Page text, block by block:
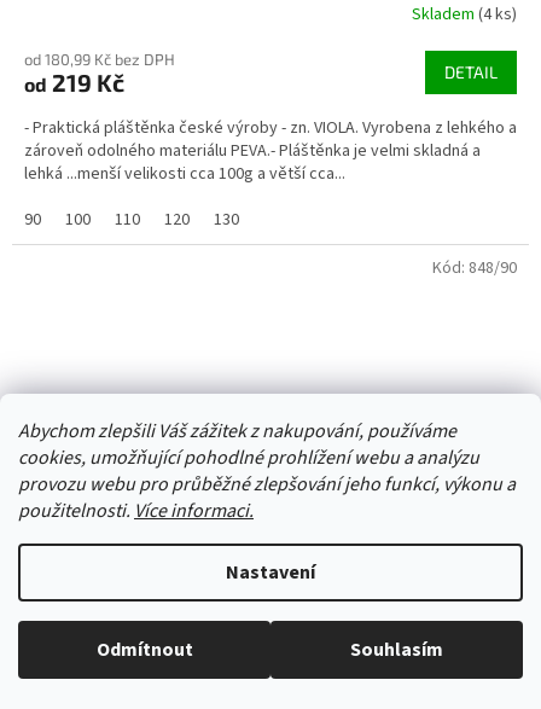
Abychom zlepšili Váš zážitek z nakupování, používáme
cookies, umožňující pohodlné prohlížení webu a analýzu
provozu webu pro průběžné zlepšování jeho funkcí, výkonu a
použitelnosti. Více informaci.
Nastavení
Odmítnout Souhlasím
Skladem (4 ks)
od 180,99 Kč bez DPH
od 219 Kč DETAIL
- Praktická pláštěnka české výroby - zn. VIOLA. Vyrobena z lehkého a
zároveň odolného materiálu PEVA.- Pláštěnka je velmi skladná a
lehká ...menší velikosti cca 100g a větší cca...
90
100 110 120 130
Pláštěnka Viola žirafa SV. MODRÁ
Kód: 848/90